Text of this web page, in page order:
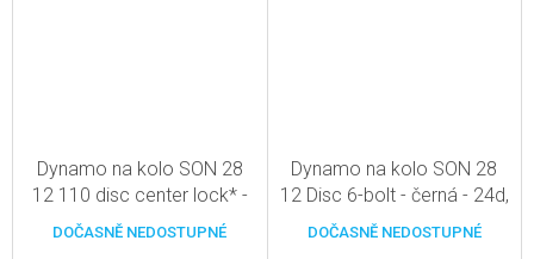
Dynamo na kolo SON 28
12 110 disc center lock* -
černá - 24d, pevná osa
DOČASNĚ NEDOSTUPNÉ
Dynamo na kolo SON 28
12 Disc 6-bolt - černá - 24d,
pevná osa 12mm
DOČASNĚ NEDOSTUPNÉ